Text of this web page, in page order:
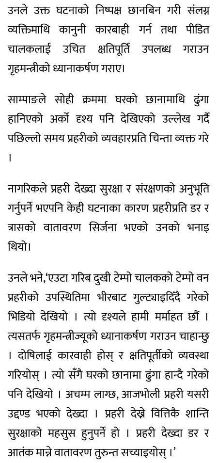
उनले उक्त घटनाको निष्पक्ष छानबिन गरी संलग्न
व्यक्तिमाथि कानुनी कारबाही गर्न तथा पीडित
चालकलाई उचित क्षतिपूर्ति उपलब्ध गराउन
गृहमन्त्रीको ध्यानाकर्षण गराए।
साम्पाङले सोही क्रममा घरको छानामाथि ढुंगा
हानिएको अर्को दृश्य पनि देखिएको उल्लेख गर्दै
पछिल्लो समय प्रहरीको व्यवहारप्रति चिन्ता व्यक्त गरे
।
नागरिकले प्रहरी देख्दा सुरक्षा र संरक्षणको अनुभूति
गर्नुपर्ने भएपनि केही घटनाका कारण प्रहरीप्रति डर र
त्रासको वातावरण सिर्जना भएको उनको भनाइ
थियो।
उनले भने,‘एउटा गरिब दुखी टेम्पो चालकको टेम्पो वन
प्रहरीको उपस्थितिमा भीरबाट गुल्ट्याइदिँदै गरेको
भिडियो देखियो । त्यो दृश्यले हामी मर्माहत छौं ।
त्यसतर्फ गृहमन्त्रीज्यूको ध्यानाकर्षण गराउन चाहान्छु
। दोषिलाई कारवाही होस् र क्षतिपूर्तीको व्यवस्था
गरियोस् । त्यो सँगै घरको छानामा ढुंगा हान्दै गरेको
पनि देखियो । अचम्म लाग्छ, आजभोली प्रहरी यसरी
उद्दण्ड भएको देख्दा । प्रहरी देख्ने वित्तिकै शान्ति
सुरक्षाको महसुस हुनुपर्ने हो । प्रहरी देख्दा डर र
आतंक मान्ने वातावरण तुरुन्त सच्याइयोस् ।’